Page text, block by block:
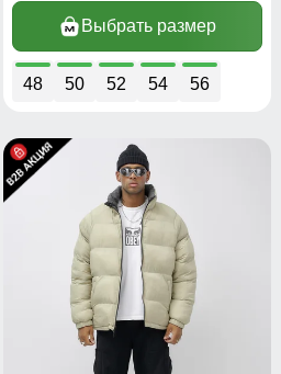
Выбрать размер
48 50 52 54 56